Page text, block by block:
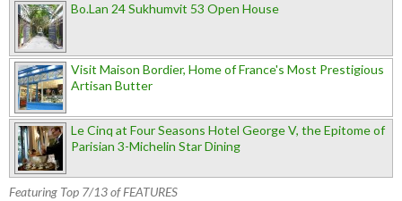
Bo.Lan 24 Sukhumvit 53 Open House
Visit Maison Bordier, Home of France's Most Prestigious
Artisan Butter
Le Cinq at Four Seasons Hotel George V, the Epitome of
Parisian 3-Michelin Star Dining
Featuring Top 7/13 of FEATURES